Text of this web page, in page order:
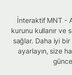
İnteraktif MNT -
kurunu kullanır ve
sağlar. Daha iyi
ayarlayın, size